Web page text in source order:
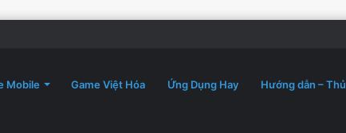
Mobile Game Việt Hóa Ứng Dụng Hay Hướng dẫn –